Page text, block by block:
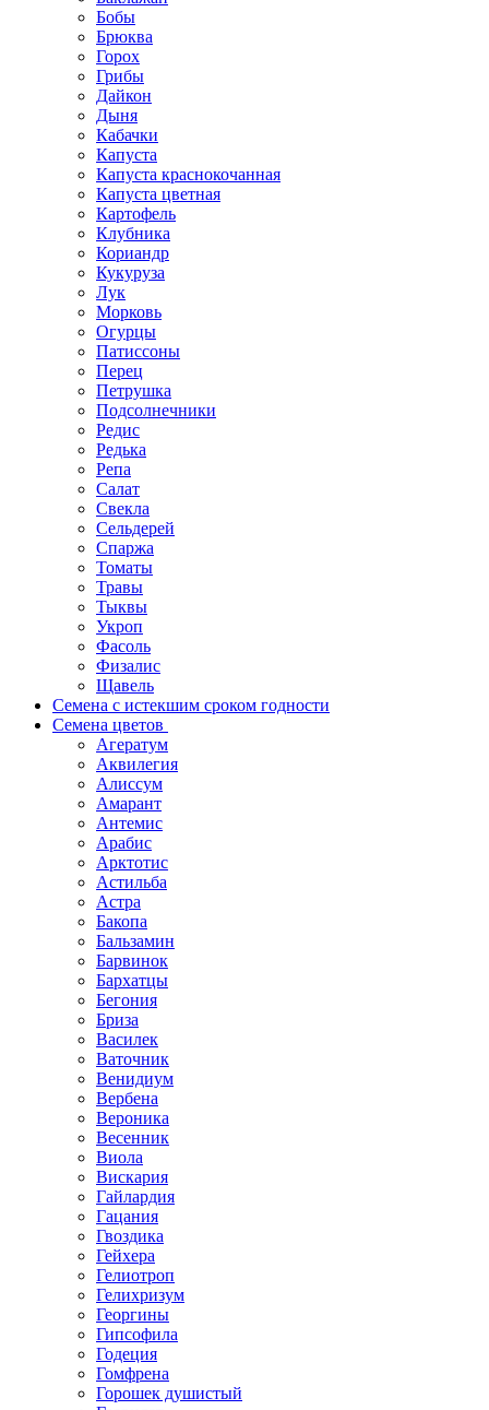
Бобы
Брюква
Горох
Грибы
Дайкон
Дыня
Кабачки
Капуста
Капуста краснокочанная
Капуста цветная
Картофель
Клубника
Кориандр
Кукуруза
Лук
Морковь
Огурцы
Патиссоны
Перец
Петрушка
Подсолнечники
Редис
Редька
Репа
Салат
Свекла
Сельдерей
Спаржа
Томаты
Травы
Тыквы
Укроп
Фасоль
Физалис
Щавель
Семена с истекшим сроком годности
Семена цветов
Агератум
Аквилегия
Алиссум
Амарант
Антемис
Арабис
Арктотис
Астильба
Астра
Бакопа
Бальзамин
Барвинок
Бархатцы
Бегония
Бриза
Василек
Ваточник
Венидиум
Вербена
Вероника
Весенник
Виола
Вискария
Гайлардия
Гацания
Гвоздика
Гейхера
Гелиотроп
Гелихризум
Георгины
Гипсофила
Годеция
Гомфрена
Горошек душистый